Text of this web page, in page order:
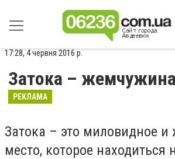
17:28, 4 червня 2016 р.
Затока –
РЕКЛАМА
Затока – это миловидное и
место, которое находиться